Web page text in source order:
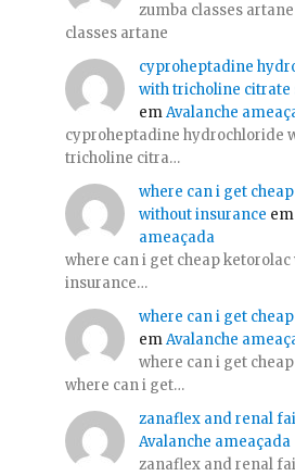
zumba classes
classes artane
cyproheptadine
with tricholine citrate
emAvalanche
cyproheptadine hydrochloride
tricholine citra…
where can i get
without insurance em
ameaçada
where can i get cheap
insurance…
where can i get
emAvalanche
where can i get
where can i get…
zanaflex and renal
Avalanche ameaçada
zanaflex and renal